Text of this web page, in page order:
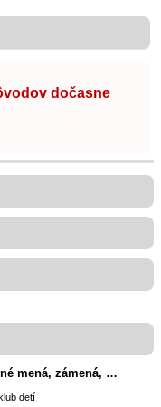
dočasne
Slovné druhy 4 (podstané mená, prídavné mená, zámená, číslovky, slovesá)
detí